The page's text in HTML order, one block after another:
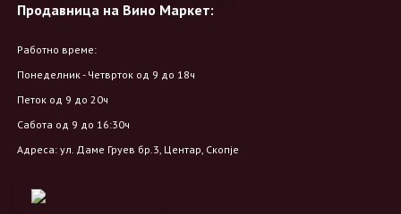
Продавница на Вино Маркет:
Работно време:
Понеделник - Четврток од 9 до 18ч
Петок од 9 до 20ч
Сабота од 9 до 16:30ч
Адреса: ул. Даме Груев бр.3, Центар, Скопје